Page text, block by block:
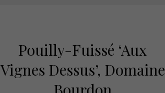
Pouilly-Fuissé ‘Aux
Vignes Dessus’, Domaine